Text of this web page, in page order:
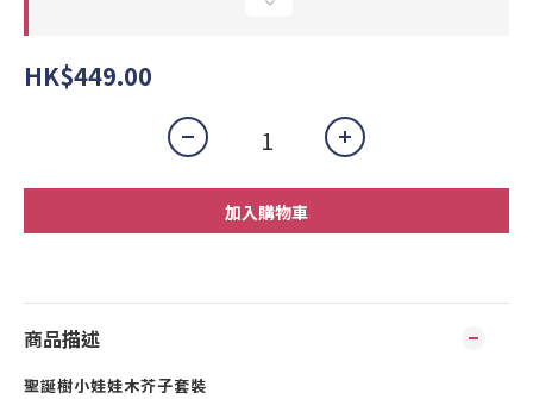
HK$449.00
加入購物車
商品描述
聖誕樹小娃娃木芥子套裝